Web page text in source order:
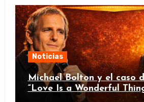
Noticias
Michael Bolton y el caso
“Love Is a Wonderful